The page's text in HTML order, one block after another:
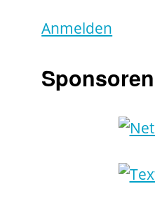
Anmelden
Sponsoren